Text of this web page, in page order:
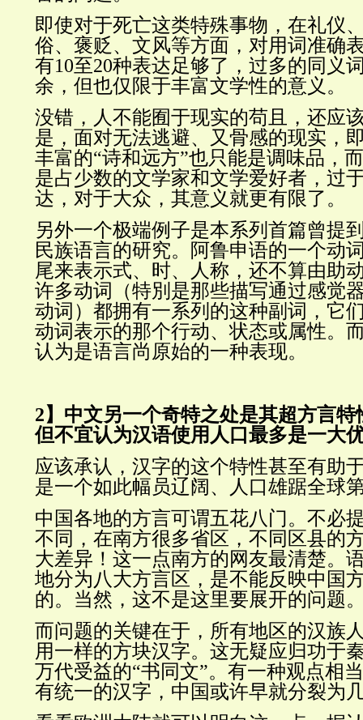
即使对于死亡这类特殊事物，在礼仪
俗、褒贬、文风等方面，对用词准确
有10至20种表达足够了，过多的同义
余，但也仅限于丰富文学性的意义。
没错，人不能囿于现实的苟且，还应
是，面对无法逃避、又骨感的现实，
丰富的“诗和远方”也只能是调味品，
是占少数的文学家和文学爱好者，过
达，对于大众，其意义就更有限了。
另外一个极端例子是本系列首篇曾提
民族语言的研究。阿鲁申语的一个动
尾来表示式、时、人称，还不算由助
许多动词（特別是那些描写通过感觉
动词）都拥有一系列的这种副词，它
动词表示的那个行动、状态或属性。
认为是语言尚原始的一种表现。
2】中文另一个奇特之处是其超方言
但不宜认为汉语使用人口最多是一大
应该承认，汉字的这个特性甚至有助
是一个如此幅员辽阔、人口雄踞全球
中国各地的方言可谓五花八门。不必
不同，在南方很多省区，不同区县的
大差异！这一点南方的网友最清楚。
地分为八大方言区，是不能反映中国
的。当然，这不是这里要展开的问题
而问题的关键在于，所有地区的汉族
用一样的方块汉字。这无疑应归功于
万代受益的“书同文”。有一种观点相
有统一的汉字，中国或许早就分裂为